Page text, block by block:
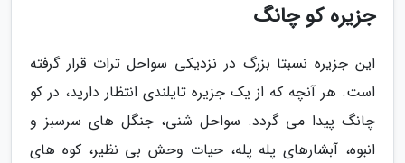
جزیره کو چانگ
این جزیره نسبتا بزرگ در نزدیکی سواحل ترات قرار گرفته
است. هر آنچه که از یک جزیره تایلندی انتظار دارید، در کو
چانگ پیدا می گردد. سواحل شنی، جنگل های سرسبز و
انبوه، آبشارهای پله پله، حیات وحش بی نظیر، کوه های